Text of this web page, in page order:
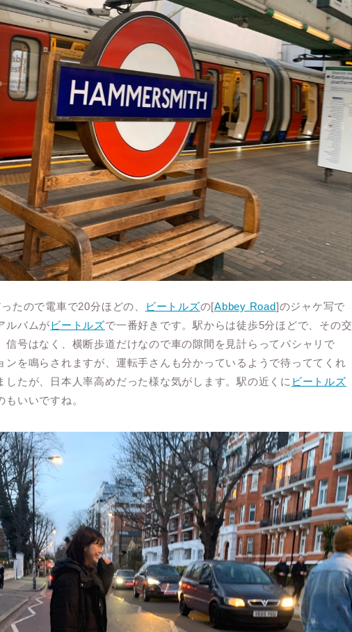
たので電車で20分ほどの、 ビートルズの[Abbey Road]のジャケ写で
ルバムがビートルズで一番好きです。駅からは徒歩5分ほどで、その交
信号はなく、横断歩道だけなので車の隙間を見計らってパシャリで
ンを鳴らされますが、運転手さんも分かっているようで待っててくれ
したが、日本人率高めだった様な気がします。駅の近くに ビートルズ
いいですね。